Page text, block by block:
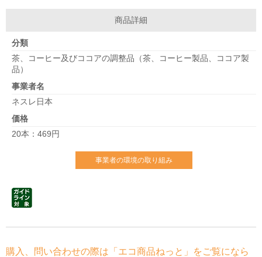
商品詳細
分類
茶、コーヒー及びココアの調整品（茶、コーヒー製品、ココア製
品）
事業者名
ネスレ日本
価格
20本：469円
事業者の環境の取り組み
購入、問い合わせの際は「エコ商品ねっと」をご覧になら